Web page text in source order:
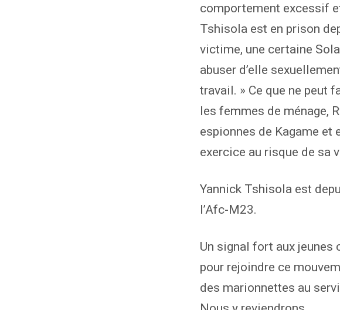
comportement excessif
Tshisola est en prison
victime, une certaine
abuser d’elle
travail. » Ce que ne peut
les femmes de ménage,
espionnes de Kagame et
exercice au risque de sa
Yannick Tshisola est
l’Afc-M23.
Un signal fort aux
pour rejoindre ce
des marionnettes au